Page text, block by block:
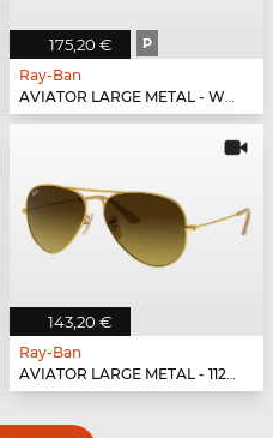
175,20 € P
Ray-Ban
AVIATOR LARGE METAL - W3361
143,20 €
Ray-Ban
AVIATOR LARGE METAL - 112/85